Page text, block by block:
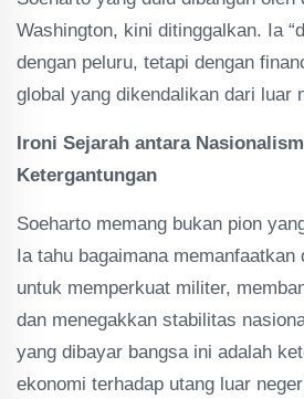
Washington, kini ditinggalkan. Ia
dengan peluru, tetapi dengan
global yang dikendalikan dari luar
Ironi Sejarah antara
Ketergantungan
Soeharto memang bukan pion
Ia tahu bagaimana memanfaatkan
untuk memperkuat militer,
dan menegakkan stabilitas
yang dibayar bangsa ini adalah
ekonomi terhadap utang luar